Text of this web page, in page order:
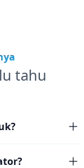
tahu